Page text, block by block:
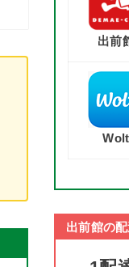
出前
Wolt
出前館の